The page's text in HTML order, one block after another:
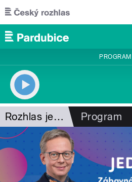
Přejít k hlavnímu obsahu
PROGRAM
Rozhlas jede za vámi Program